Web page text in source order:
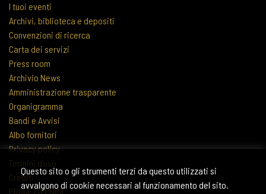
Questo sito o gli strumenti terzi da questo utilizzati si
avvalgono di cookie necessari al funzionamento del sito.
I tuoi eventi
Archivi, biblioteca e depositi
Convenzioni di ricerca
Carta dei servizi
Press room
Archivio News
Amministrazione trasparente
Organigramma
Bandi e Avvisi
Albo fornitori
Privacy policy
Termini d'uso
Crediti
PROGETTI PNRR